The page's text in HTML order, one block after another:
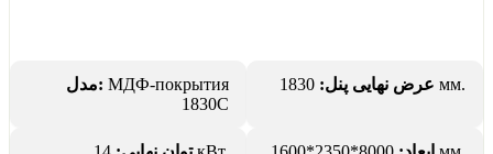
مدل: МДФ-покрытия
1830С
عرض نهایی پنل: 1830 мм.